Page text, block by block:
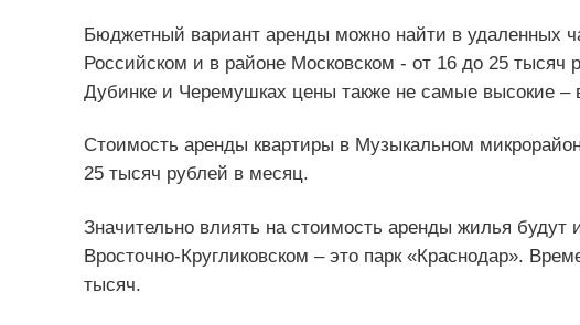
Бюджетный вариант аренды можно найти в удаленных
Российском и в районе Московском - от 16 до 25
Дубинке и Черемушках цены также не самые высокие –
Стоимость аренды квартиры в Музыкальном
25 тысяч рублей в месяц.
Значительно влиять на стоимость аренды жилья будут
Вросточно-Кругликовском – это парк «Краснодар».
тысяч.